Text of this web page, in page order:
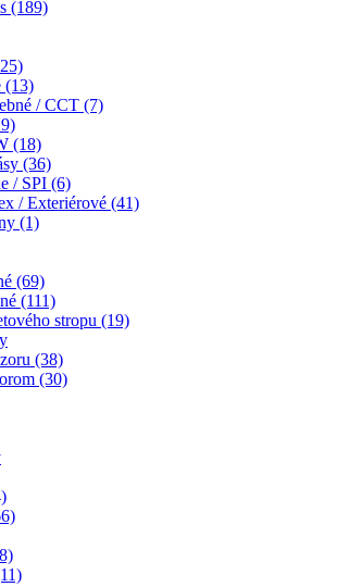
(189)
(13)
/ CCT (7)
(18)
(36)
/ SPI (6)
/ Exteriérové (41)
(1)
(69)
(111)
stropu (19)
(38)
(30)